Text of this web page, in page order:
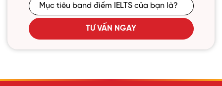
TƯ VẤN NGAY